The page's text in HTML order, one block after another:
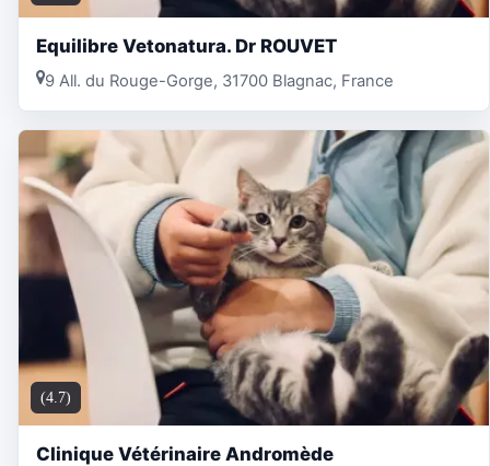
Equilibre Vetonatura. Dr ROUVET
9 All. du Rouge-Gorge, 31700 Blagnac, France
(4.7)
Clinique Vétérinaire Andromède